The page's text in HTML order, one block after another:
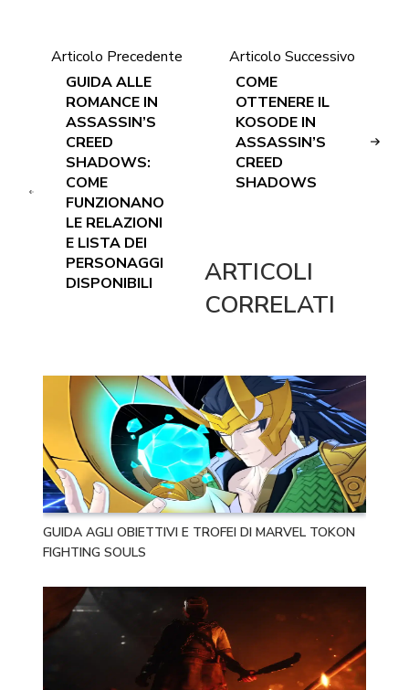
Articolo Precedente
GUIDA ALLE
ROMANCE IN
ASSASSIN’S
CREED
SHADOWS:
COME
FUNZIONANO
LE RELAZIONI
E LISTA DEI
PERSONAGGI
DISPONIBILI
Articolo Successivo
COME
OTTENERE IL
KOSODE IN
ASSASSIN’S
CREED
SHADOWS
ARTICOLI
CORRELATI
GUIDA AGLI OBIETTIVI E TROFEI DI MARVEL TOKON
FIGHTING SOULS